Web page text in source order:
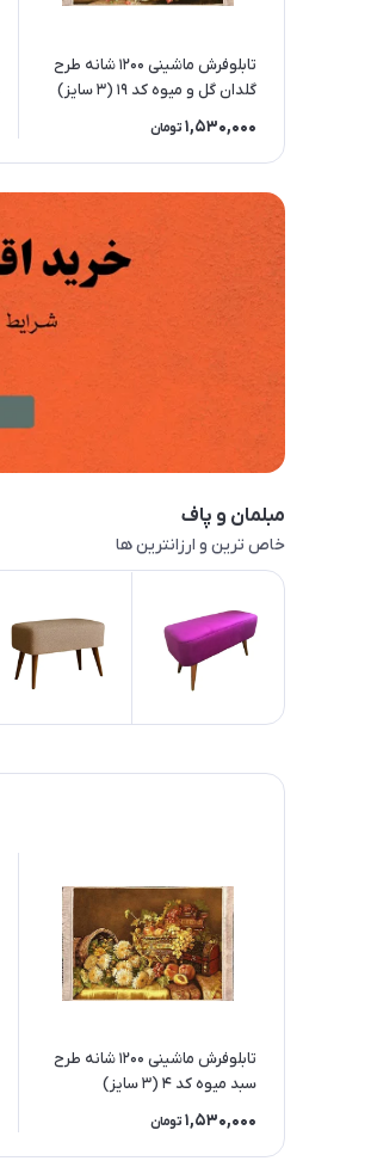
تابلوفرش ماشینی 1200 شانه طرح
گلدان گل و میوه کد 19 (3 سایز)
1,530,000 تومان
مبلمان و پاف
خاص ترین و ارزانترین ها
تابلوفرش ماشینی 1200 شانه طرح
سبد میوه کد 4 (3 سایز)
1,530,000 تومان